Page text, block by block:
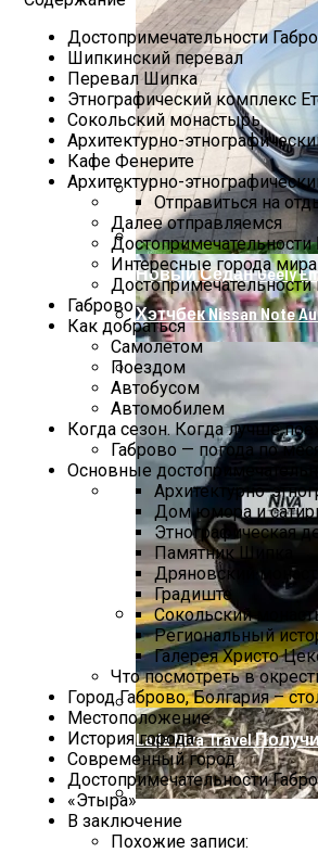
Почему Появляются
Пошаговое
Лечение Диатеза У
Список Вещей Для
Новый Седан Geely
Хэтчбек Nissan Note
Lada Niva Travel
Достопримечательности
Шипкинский перевал
Перевал Шипка
Этнографический комплекс
Сокольский монастырь
Архитектурно-
Кафе Фенерите
Архитектурно-
Отправиться на
Далее отправляемся
Достопримечательности
Интересные города мира
Достопримечательности
Габрово
Как добраться
Самолетом
Поездом
Автобусом
Автомобилем
Когда сезон. Когда лучше
Габрово — погода по
Основные
Архитектурно-
Дом юмора и
Этнографическая
Памятник Шипка
Дряновский
Градиште
Сокольский
Региональный
Галерея Христо
Что посмотреть в
Город Габрово, Болгария –
Местоположение
История города
Современный город
Достопримечательности
«Этыра»
В заключение
Похожие записи: